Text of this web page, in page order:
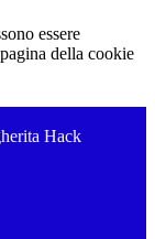
essere
della cookie
Hack